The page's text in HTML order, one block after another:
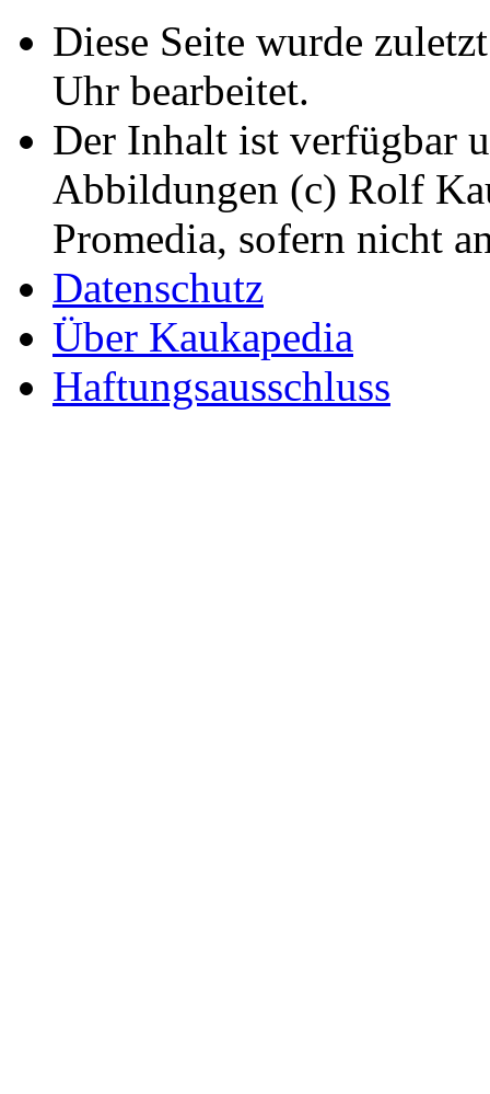
Diese Seite wurde
Uhr bearbeitet.
Der Inhalt ist verfügbar
Abbildungen (c) Rolf
Promedia, sofern nicht
Datenschutz
Über Kaukapedia
Haftungsausschluss